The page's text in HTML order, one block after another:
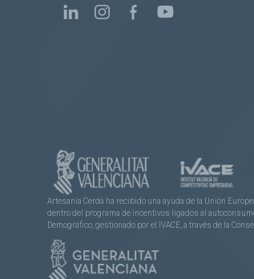
Artesanía Cerdá ha recibido una ayuda de la Unión
dentro del programa de incentivos ligados al
Demográfico, gestionado por el IVACE, a través de la